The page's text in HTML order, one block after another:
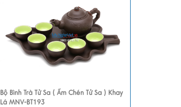
Bộ Bình Trà Tử Sa ( Ấm Chén Tử Sa ) Khay
Lá MNV-BT193